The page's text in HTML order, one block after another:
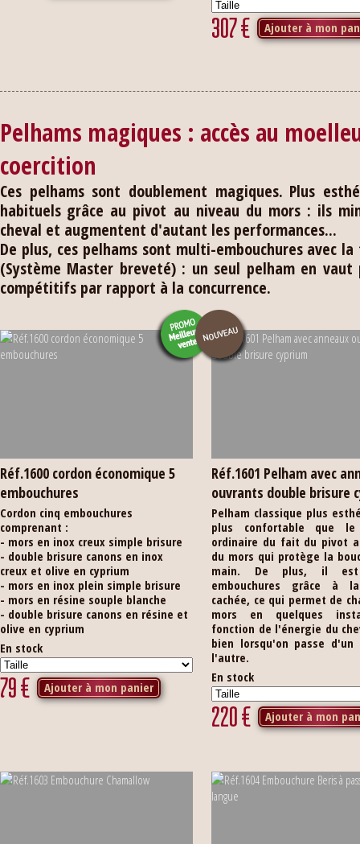
307€ Ajouter à mon
Pelhams magiques : accès au
coercition
Ces pelhams sont doublement magiques. Plus
habituels grâce au pivot au niveau du mors : ils
cheval et augmentent d'autant les performances...
De plus, ces pelhams sont multi-embouchures avec
(Système Master breveté) : un seul pelham en
compétitifs par rapport à la concurrence.
Réf.1600 cordon économique 5
embouchures
Cordon cinq embouchures
comprenant :
- mors en inox creux simple brisure
- double brisure canons en inox
creux et olive en cyprium
- mors en inox plein simple brisure
- mors en résine souple blanche
- double brisure canons en résine et
olive en cyprium
En stock
79€ Ajouter à mon panier
Réf.1601 Pelham avec
ouvrants double brisure
Pelham classique plus
plus confortable que le
ordinaire du fait du pivot
du mors qui protège la
main. De plus, il
embouchures grâce à
cachée, ce qui permet de
mors en quelques
fonction de l'énergie du
bien lorsqu'on passe d'un
l'autre.
En stock
220€ Ajouter à mon